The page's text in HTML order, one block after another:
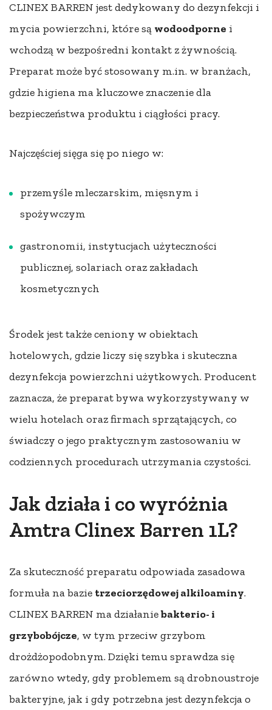
CLINEX BARREN jest dedykowany do dezynfekcji i
mycia powierzchni, które są wodoodporne i
wchodzą w bezpośredni kontakt z żywnością.
Preparat może być stosowany m.in. w branżach,
gdzie higiena ma kluczowe znaczenie dla
bezpieczeństwa produktu i ciągłości pracy.
Najczęściej sięga się po niego w:
przemyśle mleczarskim, mięsnym i
spożywczym
gastronomii, instytucjach użyteczności
publicznej, solariach oraz zakładach
kosmetycznych
Środek jest także ceniony w obiektach
hotelowych, gdzie liczy się szybka i skuteczna
dezynfekcja powierzchni użytkowych. Producent
zaznacza, że preparat bywa wykorzystywany w
wielu hotelach oraz firmach sprzątających, co
świadczy o jego praktycznym zastosowaniu w
codziennych procedurach utrzymania czystości.
Jak działa i co wyróżnia
Amtra Clinex Barren 1L?
Za skuteczność preparatu odpowiada zasadowa
formuła na bazie trzeciorzędowej alkiloaminy.
CLINEX BARREN ma działaniebakterio- i
grzybobójcze, w tym przeciw grzybom
drożdżopodobnym. Dzięki temu sprawdza się
zarówno wtedy, gdy problemem są drobnoustroje
bakteryjne, jak i gdy potrzebna jest dezynfekcja o